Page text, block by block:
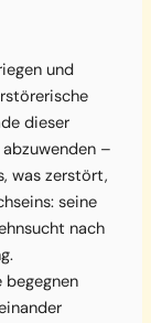
und
dieser
–
was zerstört,
seine
nach
begegnen